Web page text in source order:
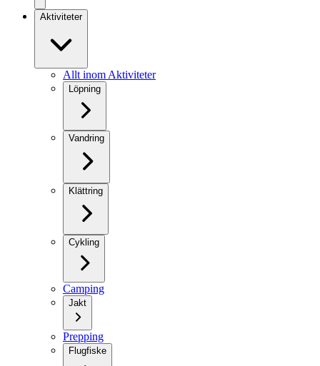
Aktiviteter
Allt inom Aktiviteter
Löpning
Vandring
Klättring
Cykling
Camping
Jakt
Prepping
Flugfiske